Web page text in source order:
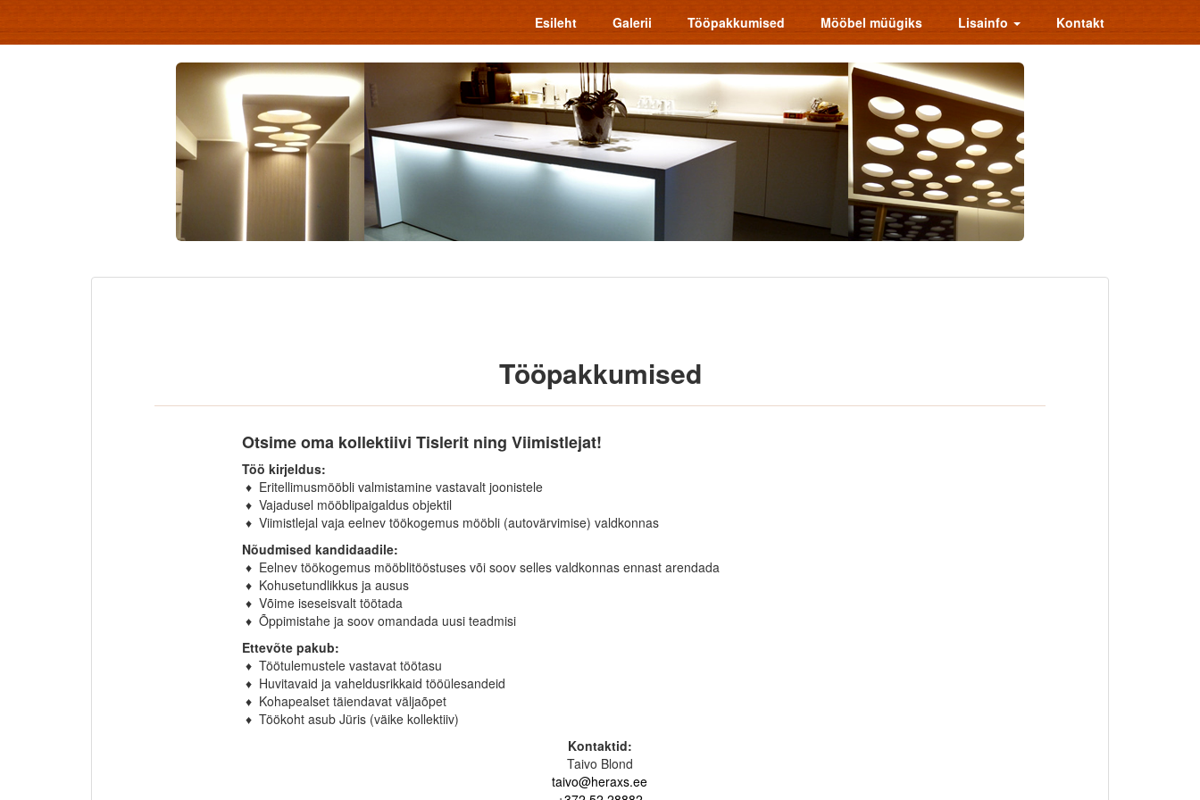
Esileht Galerii Tööpakkumised Mööbel müügiks Lisainfo Kontakt
Tööpakkumised
Otsime oma kollektiivi Tislerit ning Viimistlejat!
Töö kirjeldus:
♦ Eritellimusmööbli valmistamine vastavalt joonistele
♦ Vajadusel mööblipaigaldus objektil
♦ Viimistlejal vaja eelnev töökogemus mööbli (autovärvimise) valdkonnas
Nõudmised kandidaadile:
♦ Eelnev töökogemus mööblitööstuses või soov selles valdkonnas ennast arendada
♦ Kohusetundlikkus ja ausus
♦ Võime iseseisvalt töötada
♦ Õppimistahe ja soov omandada uusi teadmisi
Ettevõte pakub:
♦ Töötulemustele vastavat töötasu
♦ Huvitavaid ja vaheldusrikkaid tööülesandeid
♦ Kohapealset täiendavat väljaõpet
♦ Töökoht asub Jüris (väike kollektiiv)
Kontaktid:
Taivo Blond
taivo@heraxs.ee